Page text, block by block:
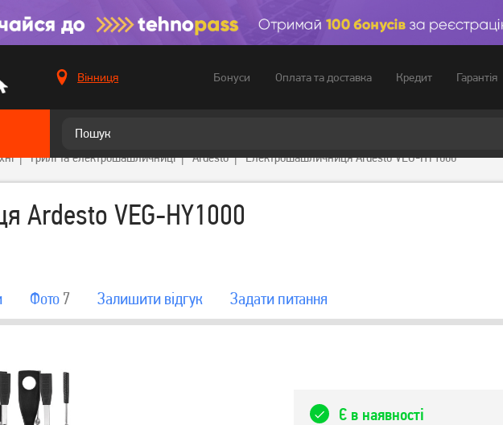
Вінниця Бонуси Оплата та доставка Кредит Гарантія
Грилі та електрошашличниці Ardesto Електрошашличниця Ardesto VEG-HY1000
Ardesto VEG-HY1000
Фото 7 Залишити вiдгук Задати питання
Є в наявності